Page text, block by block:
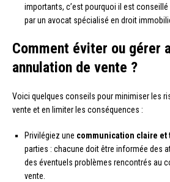
importants, c’est pourquoi il est
par un avocat spécialisé en droit
Comment éviter ou gérer
annulation de vente ?
Voici quelques conseils pour minimiser les
vente et en limiter les conséquences :
Privilégiez une communication claire et
parties : chacune doit être informée des
des éventuels problèmes rencontrés au
vente.